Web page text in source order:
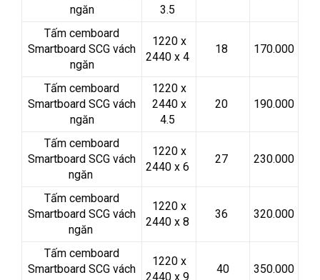
ngăn
3.5
Tấm cemboard
Smartboard SCG vách
ngăn
1220 x
2440 x 4
18 170.000
Tấm cemboard
Smartboard SCG vách
ngăn
1220 x
2440 x
4.5
20 190.000
Tấm cemboard
Smartboard SCG vách
ngăn
1220 x
2440 x 6
27 230.000
Tấm cemboard
Smartboard SCG vách
ngăn
1220 x
2440 x 8
36 320.000
Tấm cemboard
Smartboard SCG vách
1220 x
2440 x 9
40 350.000